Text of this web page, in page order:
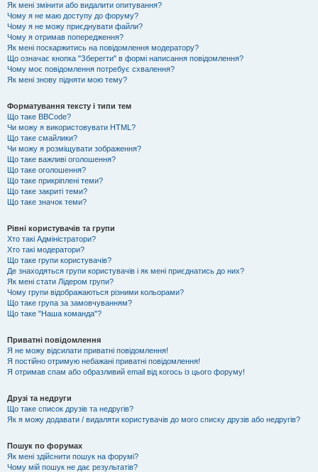
Як мені змінити або видалити опитування?
Чому я не маю доступу до форуму?
Чому я не можу приєднувати файли?
Чому я отримав попередження?
Як мені поскаржитись на повідомлення модератору?
Що означає кнопка "Зберегти" в формі написання повідомлення?
Чому моє повідомлення потребує схвалення?
Як мені знову підняти мою тему?
Форматування тексту і типи тем
Що таке BBCode?
Чи можу я використовувати HTML?
Що таке смайлики?
Чи можу я розміщувати зображення?
Що таке важливі оголошення?
Що таке оголошення?
Що таке прикріплені теми?
Що таке закриті теми?
Що таке значок теми?
Рівні користувачів та групи
Хто такі Адміністратори?
Хто такі модератори?
Що таке групи користувачів?
Де знаходяться групи користувачів і як мені приєднатись до них?
Як мені стати Лідером групи?
Чому групи відображаються різними кольорами?
Що таке група за замовчуванням?
Що таке "Наша команда"?
Приватні повідомлення
Я не можу відсилати приватні повідомлення!
Я постійно отримую небажані приватні повідомлення!
Я отримав спам або образливий email від когось із цього форуму!
Друзі та недруги
Що таке список друзів та недругів?
Як я можу додавати / видаляти користувачів до мого списку друзів або недругів?
Пошук по форумах
Як мені здійснити пошук на форумі?
Чому мій пошук не дає результатів?